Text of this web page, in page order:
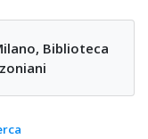
Biblioteca